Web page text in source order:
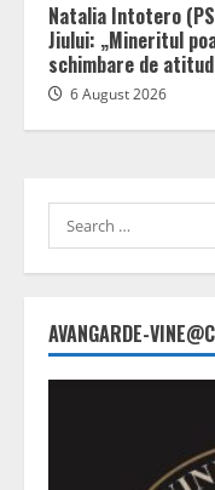
Natalia Intotero
Jiului: „Mineritul
schimbare de
6 August 2026
Search
for:
AVANGARDE-